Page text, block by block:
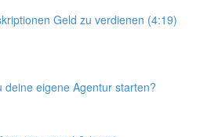
Geld zu verdienen (4:19)
deine eigene Agentur starten?